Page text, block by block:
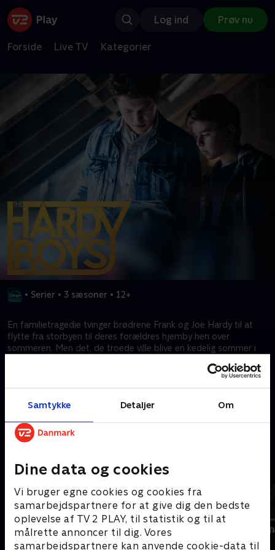
Samtykke Detaljer Om
Dine data og cookies
Vi bruger egne cookies og cookies fra
samarbejdspartnere for at give dig den bedste
oplevelse af TV 2 PLAY, til statistik og til at
målrette annoncer til dig. Vores
samarbejdspartnere kan anvende cookie-data til
Log ind Prøv nu
Forside Live TV Kategorier
• Serier • 3 sæsoner • 12+
En familietragedie tvinger brødrene Frank og Joe Hardy til at
flytte fra storbyen til deres forældres hjemby hen over
sommeren. Men det, de troede ville blive en kedelig sommer i
hemmelige efterforskning opsluger dem og gør alle Bridgeports
Kræver tilkøb
Mere indhold fra Disney+